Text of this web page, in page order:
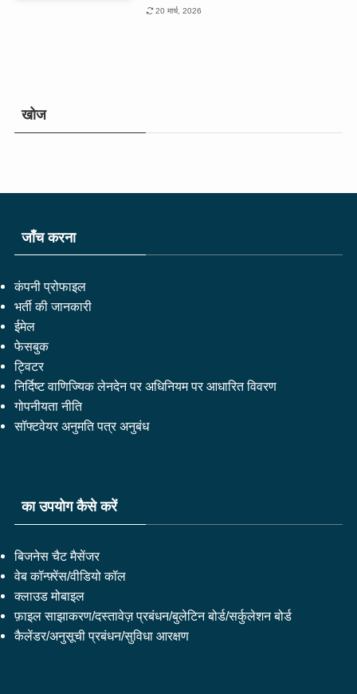
20 मार्च, 2026
खोज
जाँच करना
कंपनी प्रोफाइल
भर्ती की जानकारी
ईमेल
फेसबुक
ट्विटर
निर्दिष्ट वाणिज्यिक लेनदेन पर अधिनियम पर आधारित विवरण
गोपनीयता नीति
सॉफ्टवेयर अनुमति पत्र अनुबंध
का उपयोग कैसे करें
बिजनेस चैट मैसेंजर
वेब कॉन्फ़्रेंस/वीडियो कॉल
क्लाउड मोबाइल
फ़ाइल साझाकरण/दस्तावेज़ प्रबंधन/बुलेटिन बोर्ड/सर्कुलेशन बोर्ड
कैलेंडर/अनुसूची प्रबंधन/सुविधा आरक्षण